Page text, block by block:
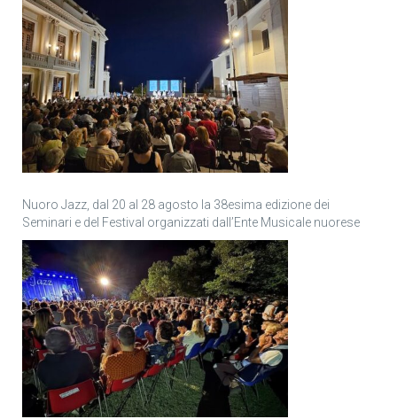
Nuoro Jazz, dal 20 al 28 agosto la 38esima edizione dei
Seminari e del Festival organizzati dall’Ente Musicale nuorese